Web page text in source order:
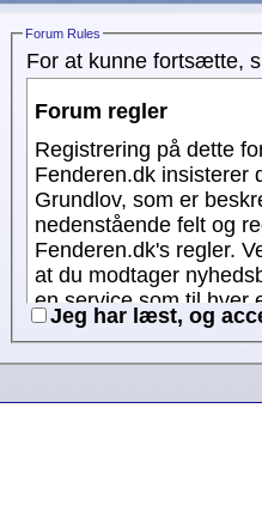
Forum Rules
For at kunne fortsætte,
Forum regler
Registrering på dette forum
Fenderen.dk insisterer
Grundlov, som er beskrevet i
nedenstående felt og
Fenderen.dk's regler. Ved registering som bruger, accepterer du samtidig,
at du modtager
en service som til hver en tid kan
gældende vedrørende
profilnavne
brugeren/virksomheden er
Jeg har læst, og